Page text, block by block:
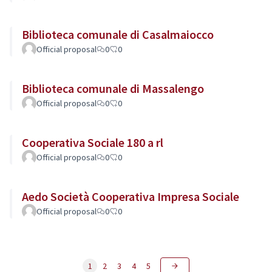
Biblioteca comunale di Casalmaiocco
Official proposal 0 0
Biblioteca comunale di Massalengo
Official proposal 0 0
Cooperativa Sociale 180 a rl
Official proposal 0 0
Aedo Società Cooperativa Impresa Sociale
Official proposal 0 0
1 2 3 4 5